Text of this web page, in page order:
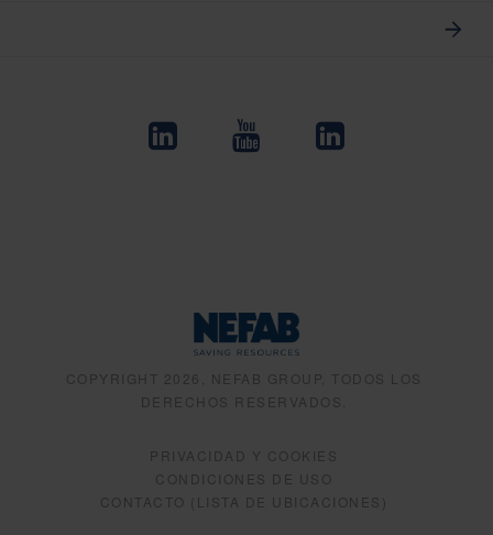
COPYRIGHT 2026, NEFAB GROUP, TODOS LOS
DERECHOS RESERVADOS.
PRIVACIDAD Y COOKIES
CONDICIONES DE USO
CONTACTO (LISTA DE UBICACIONES)